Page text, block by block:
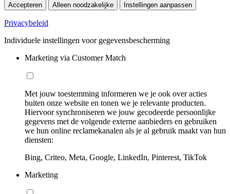
Accepteren Alleen noodzakelijke Instellingen aanpassen
Privacybeleid
Individuele instellingen voor gegevensbescherming
Marketing via Customer Match
Met jouw toestemming informeren we je ook over acties
buiten onze website en tonen we je relevante producten.
Hiervoor synchroniseren we jouw gecodeerde persoonlijke
gegevens met de volgende externe aanbieders en gebruiken
we hun online reclamekanalen als je al gebruik maakt van hun
diensten:
Bing, Criteo, Meta, Google, LinkedIn, Pinterest, TikTok
Marketing